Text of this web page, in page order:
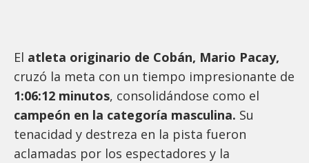
El atleta originario de Cobán, Mario Pacay,
cruzó la meta con un tiempo impresionante de
1:06:12 minutos, consolidándose como el
campeón en la categoría masculina. Su
tenacidad y destreza en la pista fueron
aclamadas por los espectadores y la